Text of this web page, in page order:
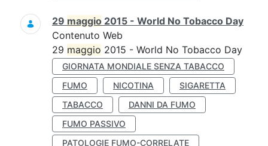
29 maggio 2015 - World No Tobacco Day
Contenuto Web
29 maggio 2015 - World No Tobacco Day
GIORNATA MONDIALE SENZA TABACCO
FUMO
NICOTINA
SIGARETTA
TABACCO
DANNI DA FUMO
FUMO PASSIVO
PATOLOGIE FUMO-CORRELATE